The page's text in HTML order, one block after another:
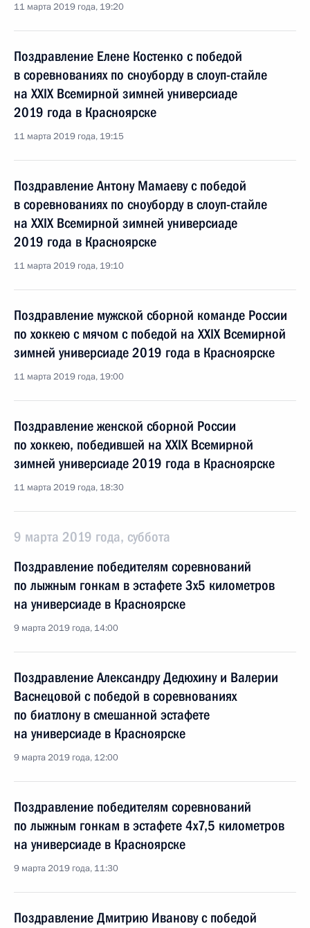
11 марта 2019 года, 19:20
Поздравление Елене Костенко с победой
в соревнованиях по сноуборду в слоуп-стайле
на XXIX Всемирной зимней универсиаде
2019 года в Красноярске
11 марта 2019 года, 19:15
Поздравление Антону Мамаеву с победой
в соревнованиях по сноуборду в слоуп-стайле
на XXIX Всемирной зимней универсиаде
2019 года в Красноярске
11 марта 2019 года, 19:10
Поздравление мужской сборной команде России
по хоккею с мячом с победой на XXIX Всемирной
зимней универсиаде 2019 года в Красноярске
11 марта 2019 года, 19:00
Поздравление женской сборной России
по хоккею, победившей на XXIX Всемирной
зимней универсиаде 2019 года в Красноярске
11 марта 2019 года, 18:30
9 марта 2019 года, суббота
Поздравление победителям соревнований
по лыжным гонкам в эстафете 3x5 километров
на универсиаде в Красноярске
9 марта 2019 года, 14:00
Поздравление Александру Дедюхину и Валерии
Васнецовой с победой в соревнованиях
по биатлону в смешанной эстафете
на универсиаде в Красноярске
9 марта 2019 года, 12:00
Поздравление победителям соревнований
по лыжным гонкам в эстафете 4x7,5 километров
на универсиаде в Красноярске
9 марта 2019 года, 11:30
Поздравление Дмитрию Иванову с победой